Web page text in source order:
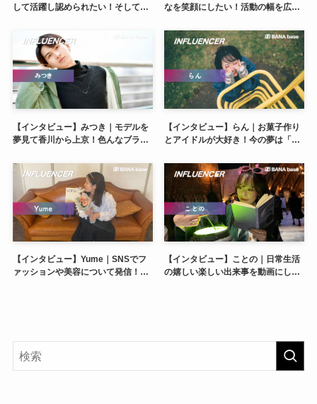
して活躍し認められたい！そして応
なを笑顔にしたい！活動の幅を広げ
【インタビュー】みつき｜モデルを
夢見て香川から上京！色んなブラン
【インタビュー】らん｜お菓子作り
とアイドルが大好き！今の夢は「た
【インタビュー】Yume｜SNSでフ
ァッションや美容について発信！ア
【インタビュー】ことの｜日常生活
の嬉しい楽しい出来事を動画にして